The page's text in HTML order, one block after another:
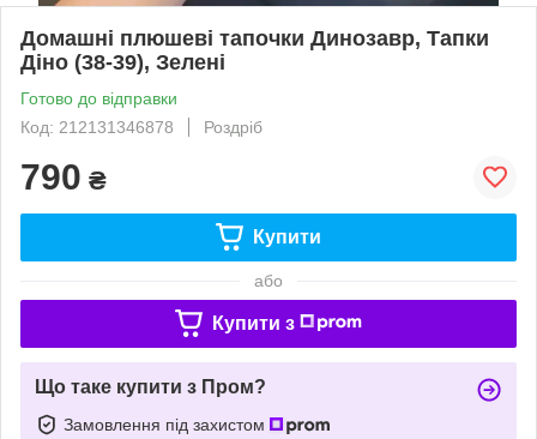
Домашні плюшеві тапочки Динозавр, Тапки
Діно (38-39), Зелені
Готово до відправки
Код: 212131346878
Роздріб
790 ₴
Купити
або
Купити з
Що таке купити з Пром?
Замовлення під захистом